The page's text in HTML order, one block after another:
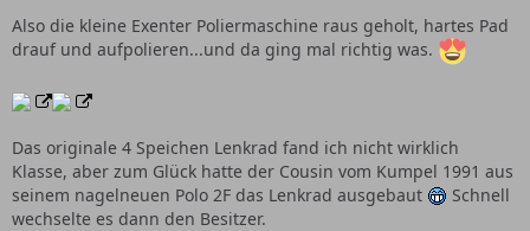
Also die kleine Exenter Poliermaschine raus geholt, hartes Pad
drauf und aufpolieren...und da ging mal richtig was.
Das originale 4 Speichen Lenkrad fand ich nicht wirklich
Klasse, aber zum Glück hatte der Cousin vom Kumpel 1991 aus
seinem nagelneuen Polo 2F das Lenkrad ausgebaut
Schnell
wechselte es dann den Besitzer.